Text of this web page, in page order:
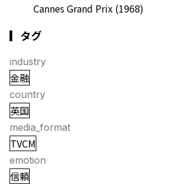
Cannes Grand Prix (1968)
▎タグ
industry
金融
country
英国
media_format
TVCM
emotion
信頼